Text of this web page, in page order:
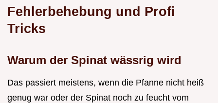
Fehlerbehebung und Profi
Tricks
Warum der Spinat wässrig wird
Das passiert meistens, wenn die Pfanne nicht heiß
genug war oder der Spinat noch zu feucht vom